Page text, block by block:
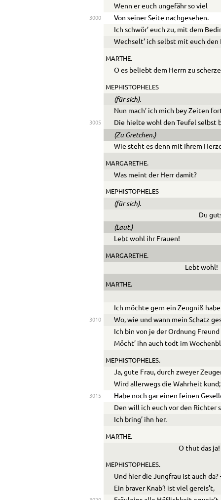
Wenn er euch ungefähr so viel
3000
Von seiner Seite nachgesehen.
Ich schwör’ euch zu, mit dem
Wechselt’ ich selbst mit euch den
MARTHE.
O es beliebt dem Herrn zu
MEPHISTOPHELES
(für sich).
Nun mach’ ich mich bey Zeiten
3005 Die hielte wohl den Teufel selbst
(Zu Gretchen.)
Wie steht es denn mit Ihrem
MARGARETHE.
Was meint der Herr damit?
MEPHISTOPHELES
(für sich).
Du
(Laut.)
Lebt wohl ihr Frauen!
MARGARETHE.
Lebt wohl!
MARTHE.
Ich möchte gern ein Zeugniß
3010
Wo, wie und wann mein Schatz
Ich bin von je der Ordnung
Möcht’ ihn auch todt im
MEPHISTOPHELES.
Ja, gute Frau, durch zweyer
Wird allerwegs die Wahrheit kund;
3015
Habe noch gar einen feinen
Den will ich euch vor den Richter
Ich bring’ ihn her.
MARTHE.
O thut das ja!
MEPHISTOPHELES.
Und hier die Jungfrau ist auch da?
Ein braver Knab’! ist viel gereis’t,